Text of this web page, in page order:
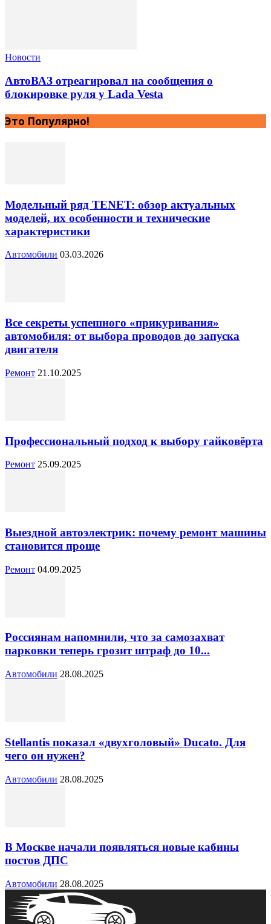
Новости
АвтоВАЗ отреагировал на сообщения о
блокировке руля у Lada Vesta
Это Популярно!
Модельный ряд TENET: обзор актуальных
моделей, их особенности и технические
характеристики
Автомобили 03.03.2026
Все секреты успешного «прикуривания»
автомобиля: от выбора проводов до запуска
двигателя
Ремонт 21.10.2025
Профессиональный подход к выбору гайковёрта
Ремонт 25.09.2025
Выездной автоэлектрик: почему ремонт машины
становится проще
Ремонт 04.09.2025
Россиянам напомнили, что за самозахват
парковки теперь грозит штраф до 10...
Автомобили 28.08.2025
Stellantis показал «двухголовый» Ducato. Для
чего он нужен?
Автомобили 28.08.2025
В Москве начали появляться новые кабины
постов ДПС
Автомобили 28.08.2025